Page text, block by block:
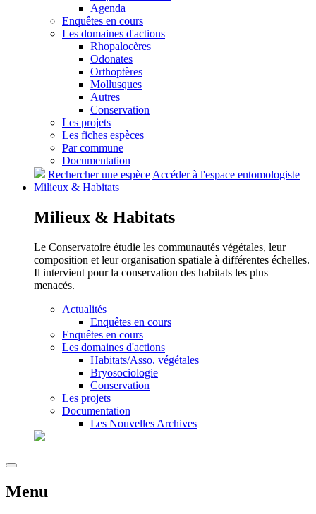
Agenda
Enquêtes en cours
Les domaines d'actions
Rhopalocères
Odonates
Orthoptères
Mollusques
Autres
Conservation
Les projets
Les fiches espèces
Par commune
Documentation
Rechercher une espèce Accéder à l'espace entomologiste
Milieux & Habitats
Milieux & Habitats
Le Conservatoire étudie les communautés végétales, leur
composition et leur organisation spatiale à différentes échelles.
Il intervient pour la conservation des habitats les plus
menacés.
Actualités
Enquêtes en cours
Enquêtes en cours
Les domaines d'actions
Habitats/Asso. végétales
Bryosociologie
Conservation
Les projets
Documentation
Les Nouvelles Archives
Menu